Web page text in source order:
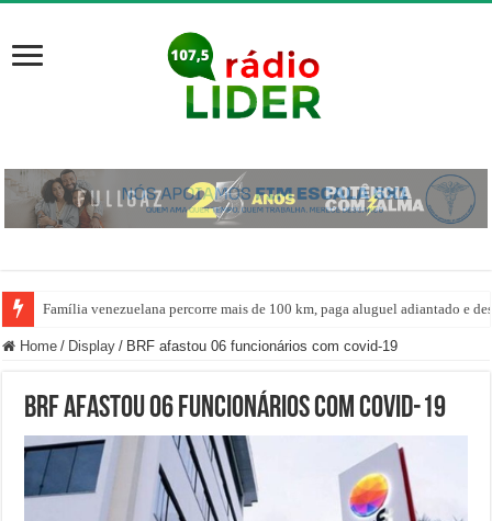
Família venezuelana percorre mais de 100 km, paga aluguel adiantado e
Home / Display / BRF afastou 06 funcionários com covid-19
BRF afastou 06 funcionários com covid-19